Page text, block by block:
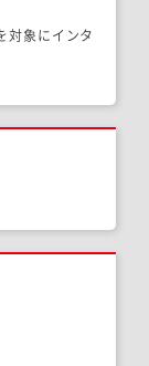
象にインタ